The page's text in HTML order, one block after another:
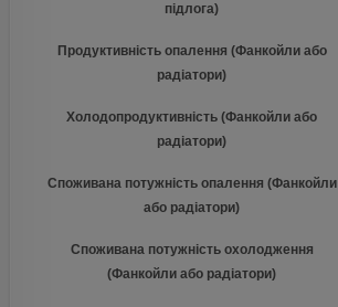
підлога)
Продуктивність опалення (Фанкойли або
радіатори)
Холодопродуктивність (Фанкойли або
радіатори)
Споживана потужність опалення (Фанкойли
або радіатори)
Споживана потужність охолодження
(Фанкойли або радіатори)